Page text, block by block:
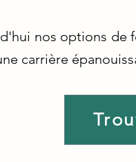
nos options de
carrière